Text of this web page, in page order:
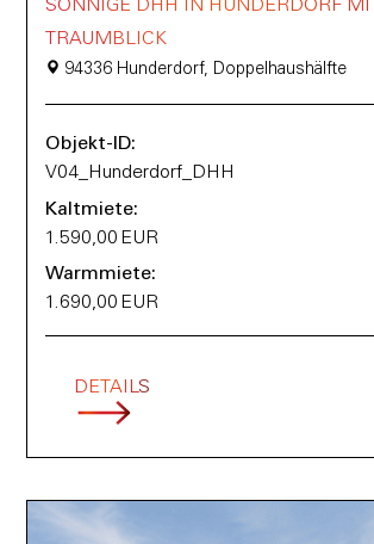
SONNIGE DHH IN HUNDERDORF MIT
TRAUMBLICK
94336 Hunderdorf, Doppelhaushälfte
Objekt-ID:
V04_Hunderdorf_DHH
Kaltmiete:
1.590,00 EUR
Warmmiete:
1.690,00 EUR
DETAILS